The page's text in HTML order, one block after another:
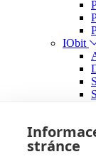
IObit
Panda
stránce